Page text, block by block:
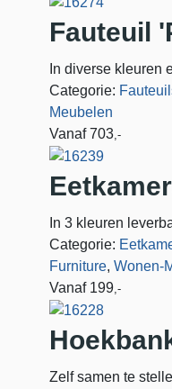
Fauteuil
In diverse kleuren
Categorie:
Meubelen
Vanaf 703,-
In 3 kleuren
Categorie:
Furniture, Wonen-
Vanaf 199,-
Zelf samen te